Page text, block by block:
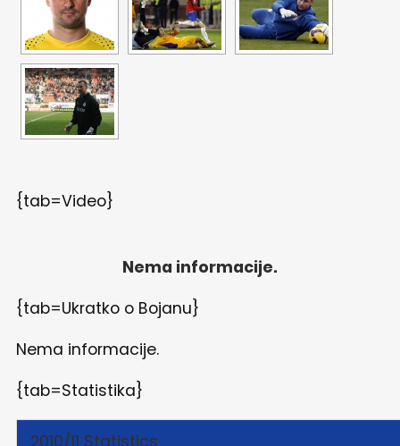
{tab=Video}
Nema informacije.
{tab=Ukratko o Bojanu}
Nema informacije.
{tab=Statistika}
2010/11 Statistics